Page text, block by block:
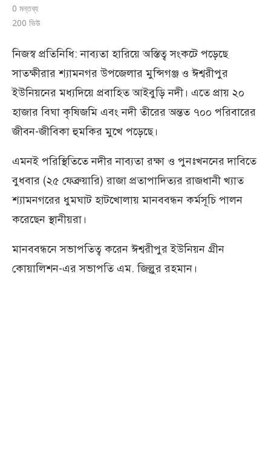
0 মন্তব্য
200 ভিউ
নিজস্ব প্রতিনিধি: নাব্যতা হারিয়ে অস্তিত্ব সংকটে পড়েছে
সাতক্ষীরার শ্যামনগর উপজেলার মুন্সিগঞ্জ ও ঈশ্বরীপুর
ইউনিয়নের মধ্যদিয়ে প্রবাহিত আইবুড়ি নদী। এতে প্রায় ২০
হাজার বিঘা কৃষিজমি এবং নদী তীরের অন্তত ৭০০ পরিবারের
জীবন-জীবিকা হুমকির মুখে পড়েছে।
এমনই পরিস্থিতিতে নদীর নাব্যতা রক্ষা ও পুনঃখননের দাবিতে
বুধবার (২৫ ফেব্রুয়ারি) রাজা প্রতাপাদিত্যর রাজধানী খ্যাত
শ্যামনগরের ধুমঘাট হাটখোলায় মানববন্ধন কর্মসূচি পালন
করেছেন স্থানীয়রা।
মানববন্ধনে সভাপতিত্ব করেন ঈশ্বরীপুর ইউনিয়ন গ্রীন
কোয়ালিশন-এর সভাপতি এম. জিল্লুর রহমান।